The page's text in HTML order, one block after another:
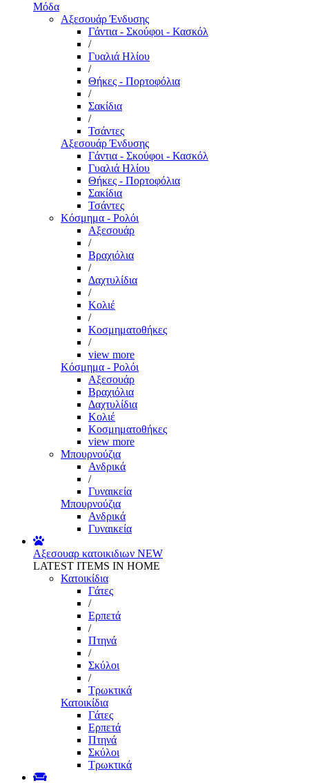
Μόδα
Αξεσουάρ Ένδυσης
Γάντια - Σκούφοι - Κασκόλ
/
Γυαλιά Ηλίου
/
Θήκες - Πορτοφόλια
/
Σακίδια
/
Τσάντες
Αξεσουάρ Ένδυσης
Γάντια - Σκούφοι - Κασκόλ
Γυαλιά Ηλίου
Θήκες - Πορτοφόλια
Σακίδια
Τσάντες
Κόσμημα - Ρολόι
Αξεσουάρ
/
Βραχιόλια
/
Δαχτυλίδια
/
Κολιέ
/
Κοσμηματοθήκες
/
view more
Κόσμημα - Ρολόι
Αξεσουάρ
Βραχιόλια
Δαχτυλίδια
Κολιέ
Κοσμηματοθήκες
view more
Μπουρνούζια
Ανδρικά
/
Γυναικεία
Μπουρνούζια
Ανδρικά
Γυναικεία
Αξεσουαρ κατοικιδιων NEW
LATEST ITEMS IN HOME
Κατοικίδια
Γάτες
/
Ερπετά
/
Πτηνά
/
Σκύλοι
/
Τρωκτικά
Κατοικίδια
Γάτες
Ερπετά
Πτηνά
Σκύλοι
Τρωκτικά